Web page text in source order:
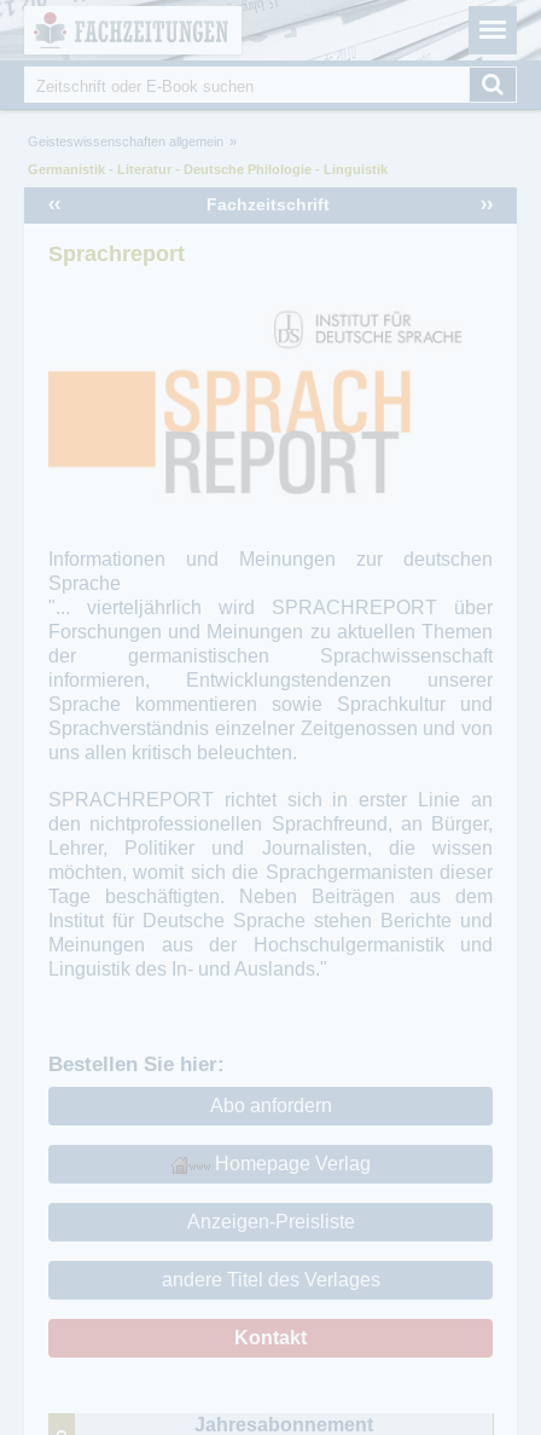
Fachzeitungen.de - Das unabhängige Portal für
Fachmagazine Fachpublikationen & eBooks
Suche
Sie sind hier
Geisteswissenschaften allgemein
Germanistik - Literatur - Deutsche Philologie - Linguistik
Fachzeitschrift
‹‹ ››
Sprachreport
Informationen und Meinungen zur deutschen
Sprache
"... vierteljährlich wird SPRACHREPORT über
Forschungen und Meinungen zu aktuellen Themen
der germanistischen Sprachwissenschaft
informieren, Entwicklungstendenzen unserer
Sprache kommentieren sowie Sprachkultur und
Sprachverständnis einzelner Zeitgenossen und von
uns allen kritisch beleuchten.
SPRACHREPORT richtet sich in erster Linie an
den nichtprofessionellen Sprachfreund, an Bürger,
Lehrer, Politiker und Journalisten, die wissen
möchten, womit sich die Sprachgermanisten dieser
Tage beschäftigten. Neben Beiträgen aus dem
Institut für Deutsche Sprache stehen Berichte und
Meinungen aus der Hochschulgermanistik und
Linguistik des In- und Auslands."
Bestellen Sie hier:
Abo anfordern
Homepage Verlag
Anzeigen-Preisliste
andere Titel des Verlages
Kontakt
Cookie-Einstellungen